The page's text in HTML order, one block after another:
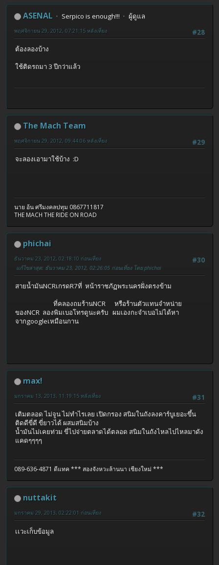
ASENAL Serpico is enough!!!
ผู้ดูแล
#28
พฤศจิกายน 29, 2012, 07:21:15 หลังเที่ยง
ต้องลองบ้าง
ใช้ติดรถมา 3 ปีกว่าแล้ว
The Mach Team
#29
พฤศจิกายน 29, 2012, 09:44:06 หลังเที่ยง
จะลองเอามาใช้บ้าง :D
นาย อ้น ศรีมงคลปทุม 0867711817
THE MACH THE RIDE ON ROAD
phichai
#30
ธันวาคม 23, 2012, 02:18:10 ก่อนเที่ยง
แก้ไขล่าสุด: ธันวาคม 23, 2012, 02:26:05 ก่อนเที่ยง โดย phichai
สายน้ำมันNCRเกรดR7ที่ หน้าราชภัฏพระนครฝั่งตรงข้าม
ที่คลองถมร้านNCR หรือร้านตัวแทนจำหน่าย
ของNCR ลองพิมเบอโทรดูนะครับ ผมเองกะจำเบอไม่ได้หา
จากgoogleเหมือนกาน
max!
#31
มกราคม 13, 2013, 11:19:15 หลังเที่ยง
เติมตลอด ไม่จูน ไม่ทำไรเลย เปิดกรอง สนิมในถังลงคาร์บูเยอะขึ้น
ติดดีขี่ดี ขี่ยาวได้ ผสมสนิมบ้าง
น้ำมันไม่เคยท่วม ขี่ไปจ่ายตลาดได้ตลอด สนิมในถังไหลไปไหลมาดัง
แคดๆๆๆๆ
089-636-4871 ดีแทค *** สองจังหวะล้านนา เชียงใหม่ ***
nuttakit
#32
มกราคม 29, 2013, 02:22:01 ก่อนเที่ยง
เเวะเก็บข้อมูล